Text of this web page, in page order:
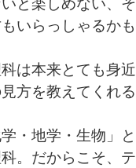
いらっしゃるか
は本来とても身
方を教えてくれ
学・地学・生物」
。だからこそ、